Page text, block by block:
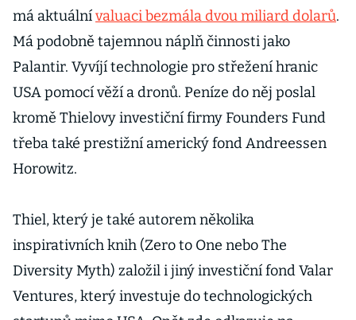
má aktuálnívaluaci bezmála dvou miliard dolarů.
Má podobně tajemnou náplň činnosti jako
Palantir. Vyvíjí technologie pro střežení hranic
USA pomocí věží a dronů. Peníze do něj poslal
kromě Thielovy investiční firmy Founders Fund
třeba také prestižní americký fond Andreessen
Horowitz.
Thiel, který je také autorem několika
inspirativních knih (Zero to One nebo The
Diversity Myth) založil i jiný investiční fond Valar
Ventures, který investuje do technologických